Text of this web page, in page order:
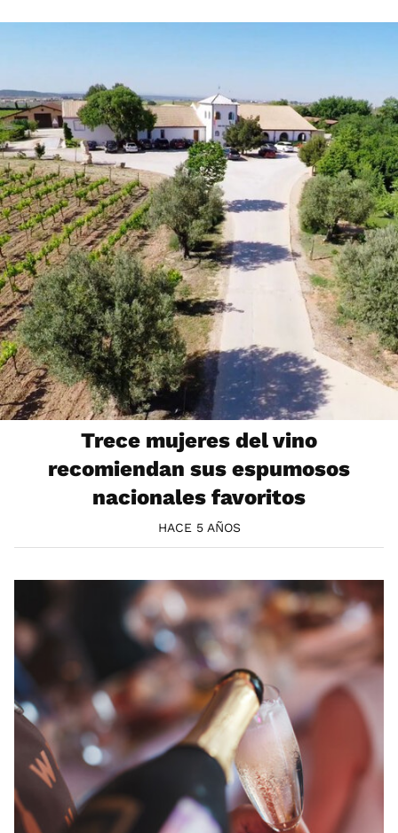
Trece mujeres del vino
recomiendan sus espumosos
nacionales favoritos
HACE 5 AÑOS